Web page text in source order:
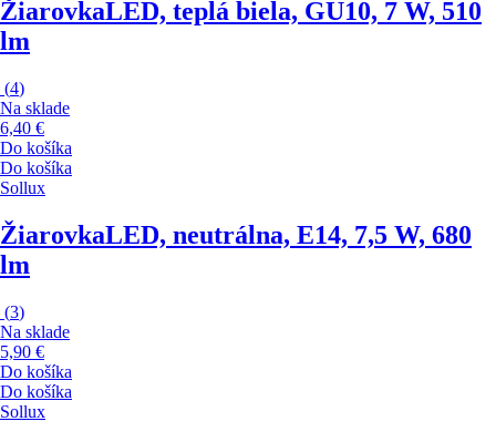
ŽiarovkaLED, teplá biela, GU10, 7 W, 510
lm
(4)
Na sklade
6,40 €
Do košíka
Do košíka
Sollux
ŽiarovkaLED, neutrálna, E14, 7,5 W, 680
lm
(3)
Na sklade
5,90 €
Do košíka
Do košíka
Sollux